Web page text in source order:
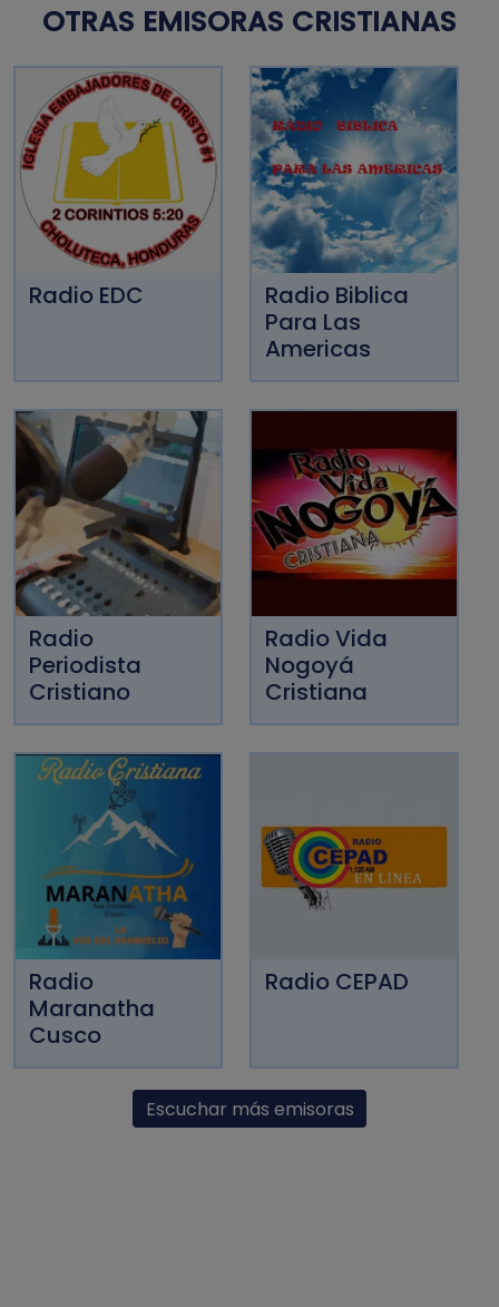
OTRAS EMISORAS CRISTIANAS
Radio EDC
Radio Biblica
Para Las
Americas
Radio
Periodista
Cristiano
Radio Vida
Nogoyá
Cristiana
Radio
Maranatha
Cusco
Radio CEPAD
Escuchar más emisoras